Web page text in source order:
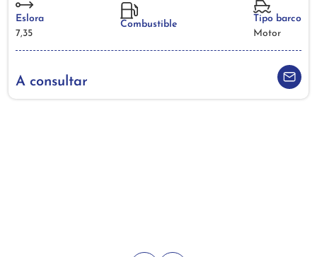
Eslora
7,35
Combustible
Tipo barco
Motor
A consultar